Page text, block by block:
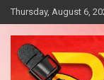
Skip
to
content
Thursday, August 6,